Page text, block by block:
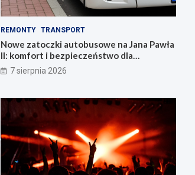
REMONTY TRANSPORT
Nowe zatoczki autobusowe na Jana Pawła
II: komfort i bezpieczeństwo dla
mieszkańców!
7 sierpnia 2026